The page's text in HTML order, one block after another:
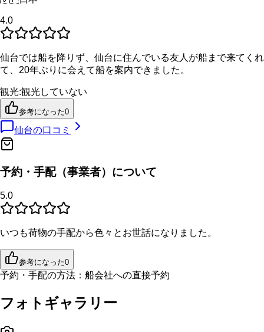
4.0
仙台では船を降りず、仙台に住んでいる友人が船まで来てくれ
て、20年ぶりに会えて船を案内できました。
観光:観光していない
参考になった0
仙台の口コミ
予約・手配（事業者）について
5.0
いつも荷物の手配から色々とお世話になりました。
参考になった0
予約・手配の方法： 船会社への直接予約
フォトギャラリー